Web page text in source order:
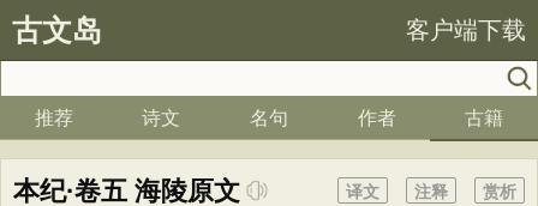
古文岛 客户端下载
推荐 诗文 名句 作者 古籍
本纪·卷五 海陵原文 赏析
注释
译文